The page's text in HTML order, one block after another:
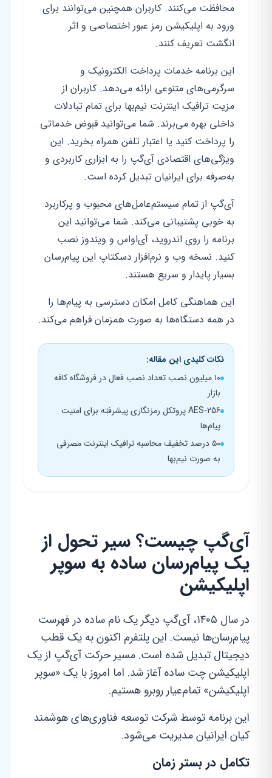
محافظت می‌کنند. کاربران همچنین می‌توانند برای
ورود به اپلیکیشن رمز عبور اختصاصی و اثر
انگشت تعریف کنند.
این برنامه خدمات پرداخت الکترونیک و
سرگرمی‌های متنوعی ارائه می‌دهد. کاربران از
مزیت ترافیک اینترنت نیم‌بها برای تمام تبادلات
داخلی بهره می‌برند. شما می‌توانید قبوض خدماتی
را پرداخت کنید یا اعتبار تلفن همراه بخرید. این
ویژگی‌های اقتصادی آی‌گپ را به ابزاری کاربردی و
به‌صرفه برای ایرانیان تبدیل کرده است.
آی‌گپ از تمام سیستم‌عامل‌های محبوب و پرکاربرد
به خوبی پشتیبانی می‌کند. شما می‌توانید این
برنامه را روی اندروید، آی‌او‌اس و ویندوز نصب
کنید. نسخه وب و نرم‌افزار دسکتاپ این پیام‌رسان
بسیار پایدار و سریع هستند.
این هماهنگی کامل امکان دسترسی به پیام‌ها را
در همه دستگاه‌ها به صورت همزمان فراهم می‌کند.
نکات کلیدی این مقاله:
۱۰ میلیون نصب تعداد نصب فعال در فروشگاه کافه
بازار
AES-256 پروتکل رمزنگاری پیشرفته برای امنیت
پیام‌ها
۵۰ درصد تخفیف محاسبه ترافیک اینترنت مصرفی
به صورت نیم‌بها
آی‌گپ چیست؟ سیر تحول از
یک پیام‌رسان ساده به سوپر
اپلیکیشن
در سال ۱۴۰۵، آی‌گپ دیگر یک نام ساده در فهرست
پیام‌رسان‌ها نیست. این پلتفرم اکنون به یک قطب
دیجیتال تبدیل شده است. مسیر حرکت آی‌گپ از یک
اپلیکیشن چت ساده آغاز شد. اما امروز با یک «سوپر
اپلیکیشن» تمام‌عیار روبرو هستیم.
این برنامه توسط شرکت توسعه فناوری‌های هوشمند
کیان ایرانیان مدیریت می‌شود.
تکامل در بستر زمان